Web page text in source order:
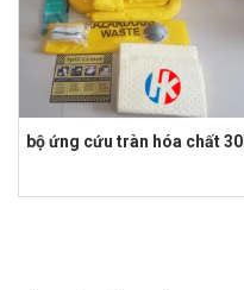
bộ ứng cứu tràn hóa chất 30l
gốc
hiện